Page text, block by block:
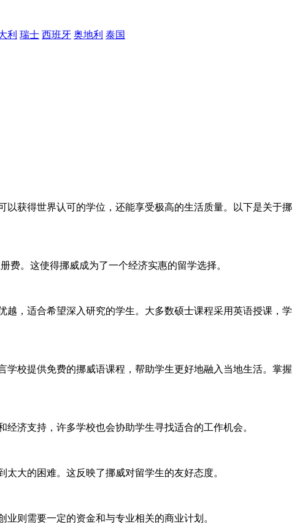
利 瑞士 西班牙 奥地利 泰国
获得世界认可的学位，还能享受极高的生活质量。以下是关于挪
费。这使得挪威成为了一个经济实惠的留学选择。
，适合希望深入研究的学生。大多数硕士课程采用英语授课，学
校提供免费的挪威语课程，帮助学生更好地融入当地生活。掌握
济支持，许多学校也会协助学生寻找适合的工作机会。
大的困难。这反映了挪威对留学生的友好态度。
则需要一定的资金和与专业相关的商业计划。